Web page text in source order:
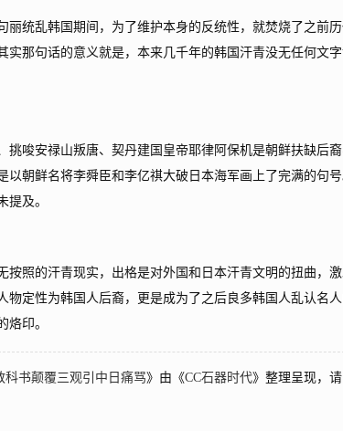
统乱韩国期间，为了维护本身的反统性，就焚烧了之前
那句话的意义就是，本来几千年的韩国汗青没无任何文
安禄山叛唐、契丹建国皇帝耶律阿保机是朝鲜扶缺后裔
朝鲜名将李舜臣和李亿祺大破日本海军画上了完满的句号
提及。
照的汗青现实，出格是对外国和日本汗青文明的扭曲，激
物定性为韩国人后裔，更是成为了之后良多韩国人乱认名
烙印。
科书颠覆三观引中日痛骂》由《CC石器时代》整理呈现，请